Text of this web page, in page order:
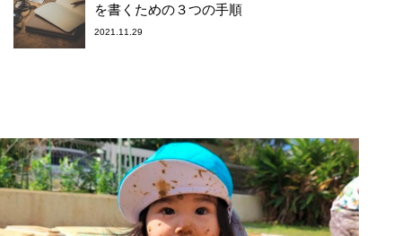
を書くための３つの手順
2021.11.29